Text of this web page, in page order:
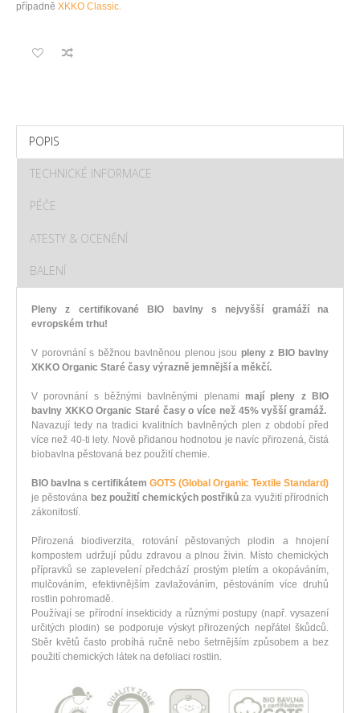
případně XKKO Classic.
POPIS
TECHNICKÉ INFORMACE
PÉČE
ATESTY & OCENĚNÍ
BALENÍ
Pleny z certifikované BIO bavlny s nejvyšší gramáží na
evropském trhu!
V porovnání s běžnou bavlněnou plenou jsou pleny z BIO bavlny
XKKO Organic Staré časy výrazně jemnější a měkčí.
V porovnání s běžnými bavlněnými plenami mají pleny z BIO
bavlny XKKO Organic Staré časy o více než 45% vyšší gramáž.
Navazují tedy na tradici kvalitních bavlněných plen z období před
více než 40-ti lety. Nově přidanou hodnotou je navíc přirozená, čistá
biobavlna pěstovaná bez použití chemie.
BIO bavlna s certifikátem GOTS (Global Organic Textile Standard)
je pěstována bez použití chemických postřikůza využití přírodních
zákonitostí.
Přirozená biodiverzita, rotování pěstovaných plodin a hnojení
kompostem udržují půdu zdravou a plnou živin. Místo chemických
přípravků se zaplevelení předchází prostým pletím a okopáváním,
mulčováním, efektivnějším zavlažováním, pěstováním více druhů
rostlin pohromadě.
Používají se přírodní insekticidy a různými postupy (např. vysazení
určitých plodin) se podporuje výskyt přirozených nepřátel škůdců.
Sběr květů často probíhá ručně nebo šetrnějším způsobem a bez
použití chemických látek na defoliaci rostlin.